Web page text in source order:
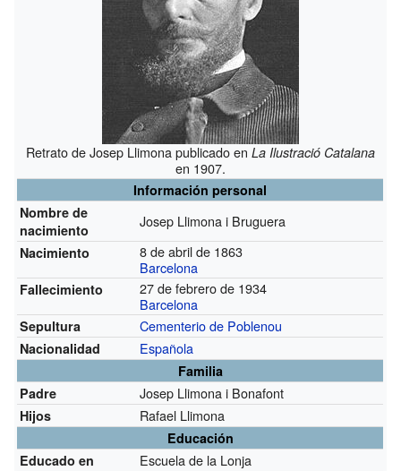
Retrato de Josep Llimona publicado en La Ilustració Catalana
en 1907.
Información personal
Nombre de
nacimiento
Josep Llimona i Bruguera
Nacimiento
8 de abril de 1863
Barcelona
Fallecimiento
27 de febrero de 1934
Barcelona
Sepultura Cementerio de Poblenou
Nacionalidad Española
Familia
Padre
Josep Llimona i Bonafont
Hijos Rafael Llimona
Educación
Educado en
Escuela de la Lonja